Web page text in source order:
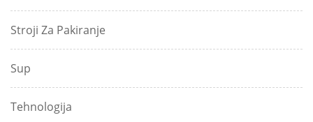
Stroji Za Pakiranje
Sup
Tehnologija